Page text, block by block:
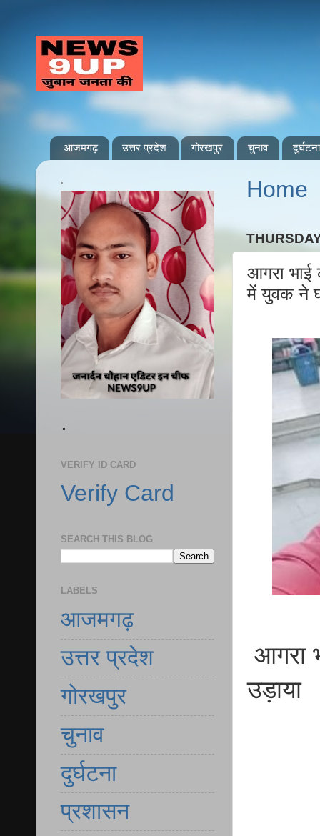
आजमगढ़ उत्तर प्रदेश गोरखपुर चुनाव दुर्घटना
Home
आगरा भाई
में युवक ने
आगरा
उड़ाया
.
.
VERIFY ID CARD
Verify Card
SEARCH THIS BLOG
LABELS
आजमगढ़
उत्तर प्रदेश
गोरखपुर
चुनाव
दुर्घटना
प्रशासन